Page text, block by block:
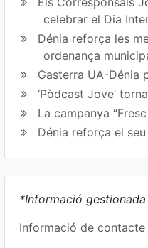
celebrar el Dia
Dénia reforça les
ordenança
Gasterra UA-Dénia
‘Pòdcast Jove’
La campanya
Dénia reforça el
*Informació
Informació de contacte